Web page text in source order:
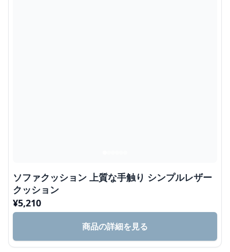
ソファクッション 上質な手触り シンプルレザー
クッション
¥5,210
商品の詳細を見る